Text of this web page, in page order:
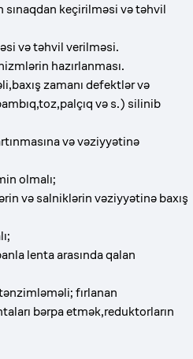
sınaqdan keçirilməsi və təhvil
və təhvil verilməsi.
hazırlanması.
zamanı defektlər və
və s.) silinib
və vəziyyətinə
olmalı;
və salniklərin vəziyyətinə baxış
lenta arasında qalan
fırlanan
bərpa etmək,reduktorların